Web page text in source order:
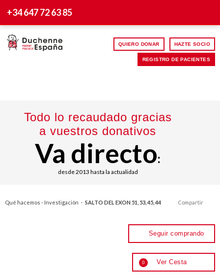
+34 647 72 63 85
QUIERO DONAR HAZTE SOCIO
REGISTRO DE PACIENTES
Todo lo recaudado gracias
a vuestros donativos
Va directo:
desde 2013 hasta la actualidad
Qué hacemos - Investigación · SALTO DEL EXON 51, 53, 45, 44
Seguir comprando
0 Ver Cesta
Compartir